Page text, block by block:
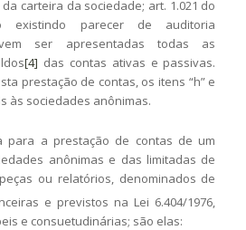
carteira da sociedade; art. 1.021 do
existindo parecer de auditoria
ser apresentadas todas as
[4] das contas ativas e passivas.
prestação de contas, os itens “h” e
às sociedades anônimas.
a prestação de contas de um
anônimas e das limitadas de
ou relatórios, denominados de
e previstos na Lei 6.404/1976,
e consuetudinárias; são elas: